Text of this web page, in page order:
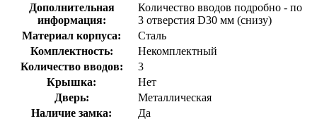
Дополнительная
информация:
Количество вводов подробно - по
3 отверстия D30 мм (снизу)
Материал корпуса:
Сталь
Комплектность:
Некомплектный
Количество вводов:
3
Крышка:
Нет
Дверь:
Металлическая
Наличие замка:
Да